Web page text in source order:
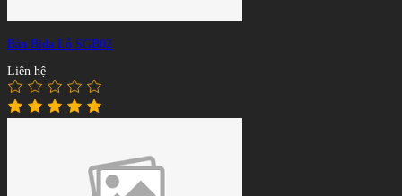
Bàn Bida Lỗ SGB02
Liên hệ